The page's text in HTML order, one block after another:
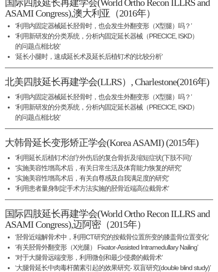
国际四肢延长再建学会(World Ortho Recon ILLRS and
ASAMI Congress),澳大利亚（2016年）
‘利用内固定器械延长胫骨时，也会发生外翻变形（X型腿）吗？’
‘利用新研发的分类系统，分析内固定延长器械（PRECICE, ISKD）
的问题点相比较’
‘延长小腿时，速成延长术及延长后植钉术的比较分析’
北美四肢延长再建学会(LLRS）, Charlestone(2016年)
‘利用内固定器械延长胫骨时，也会发生外翻变形（X型腿）吗？’
‘利用新研发的分类系统，分析内固定延长器械（PRECICE, ISKD）
的问题点相比较’
大韩骨延长变形矫正学会(Korea ASAMI) (2015年)
‘利用延长后植钉术治疗外伤后的复合骨折及缩短症状(下肢不同)’
‘实施美容性增高术后，有关日常生活及体育能力恢复的研究’
‘实施美容性增高术后，有关自尊感及自我满足度的研究’
‘利用患者量身制定手术方法实施的胫骨近端高位截骨术’
国际四肢延长再建学会(World Ortho Recon ILLRS and
ASAMI Congress),迈阿密（2015年）
‘胫骨近端解骨术中，利用CT研究的按截骨位置所变的膝盖骨位置变化’
‘有关胫骨外翻变形（X光腿） Fixator-Assisted Intramedullary Nailing’
‘对于大腿骨远端变形，利用微创和最少侵袭的截骨术’
‘大腿骨延长中肉毒杆菌素引起的效果研究- 双盲研究(double blind study)’